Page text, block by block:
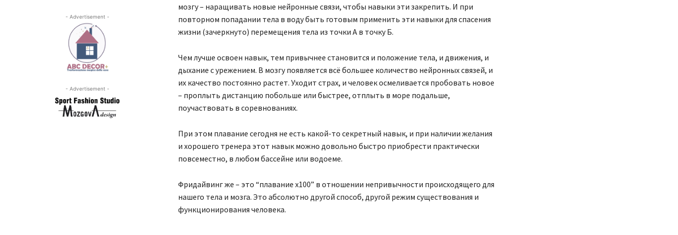
- Advertisement -
- Advertisement -
мозгу – наращивать новые нейронные связи, чтобы навыки эти закрепить. И при
повторном попадании тела в воду быть готовым применить эти навыки для спасения
жизни (зачеркнуто) перемещения тела из точки А в точку Б.
Чем лучше освоен навык, тем привычнее становится и положение тела, и движения, и
дыхание с урежением. В мозгу появляется всё большее количество нейронных связей, и
их качество постоянно растет. Уходит страх, и человек осмеливается пробовать новое
– проплыть дистанцию побольше или быстрее, отплыть в море подальше,
поучаствовать в соревнованиях.
При этом плавание сегодня не есть какой-то секретный навык, и при наличии желания
и хорошего тренера этот навык можно довольно быстро приобрести практически
повсеместно, в любом бассейне или водоеме.
Фридайвинг же – это “плавание х100” в отношении непривычности происходящего для
нашего тела и мозга. Это абсолютно другой способ, другой режим существования и
функционирования человека.